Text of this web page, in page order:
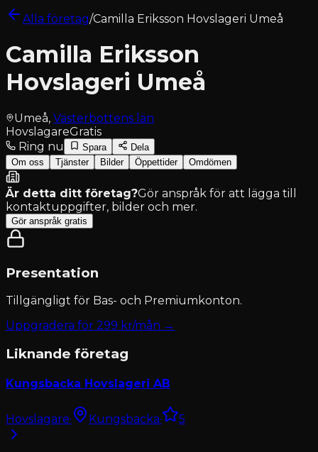
Alla företag/Camilla Eriksson Hovslageri Umeå
Camilla Eriksson
Hovslageri Umeå
Umeå, Västerbottens län
HovslagareGratis
Ring nu
Spara
Dela
Om oss
Tjänster Bilder Öppettider Omdömen
Är detta ditt företag?Gör anspråk för att lägga till
kontaktuppgifter, bilder och mer.
Gör anspråk gratis
Presentation
Tillgängligt för Bas- och Premiumkonton.
Uppgradera för 299 kr/mån →
Liknande företag
Kungsbacka Hovslageri AB
Hovslagare· Kungsbacka· 5